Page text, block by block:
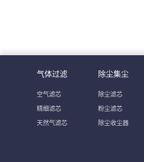
气体过滤
空气滤芯
精细滤芯
天然气滤芯
除尘集尘
除尘滤芯
粉尘滤芯
除尘收尘器